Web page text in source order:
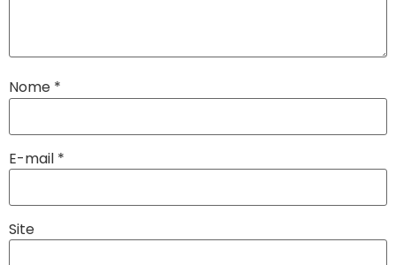
Nome *
E-mail *
Site